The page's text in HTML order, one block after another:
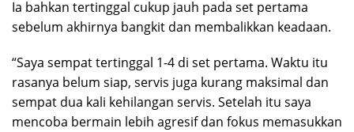
Ia bahkan tertinggal cukup jauh pada set pertama
sebelum akhirnya bangkit dan membalikkan keadaan.
“Saya sempat tertinggal 1-4 di set pertama. Waktu itu
rasanya belum siap, servis juga kurang maksimal dan
sempat dua kali kehilangan servis. Setelah itu saya
mencoba bermain lebih agresif dan fokus memasukkan